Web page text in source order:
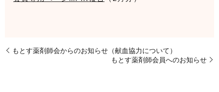
もとす薬剤師会からのお知らせ（献血協力について）
もとす薬剤師会員へのお知らせ